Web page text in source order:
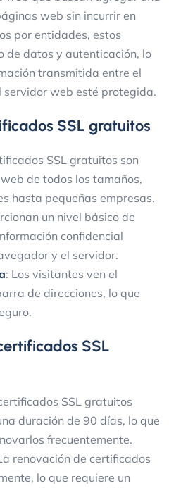
web sin incurrir en
por entidades, estos
de datos y autenticación, lo
transmitida entre el
servidor web esté protegida.
SSL gratuitos
SSL gratuitos son
de todos los tamaños,
hasta pequeñas empresas.
un nivel básico de
confidencial
y el servidor.
: Los visitantes ven el
de direcciones, lo que
SSL
SSL gratuitos
duración de 90 días, lo que
frecuentemente.
renovación de certificados
lo que requiere un